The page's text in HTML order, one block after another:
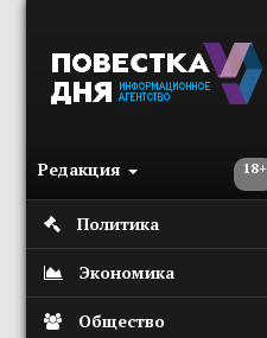
18+
Редакция
Политика
Экономика
Общество